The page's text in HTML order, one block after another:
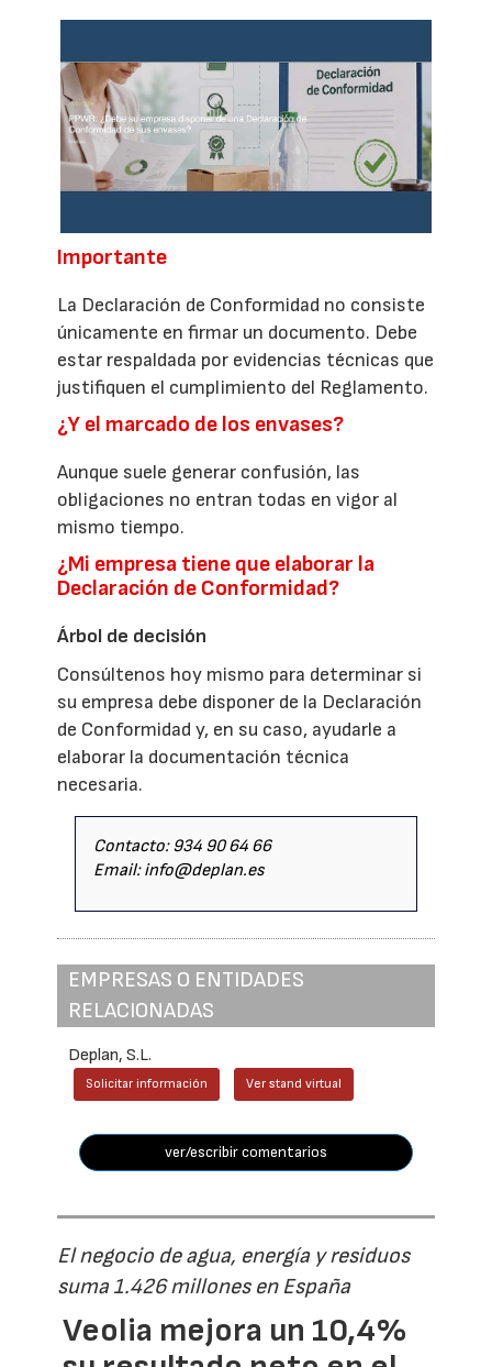
Importante
La Declaración de Conformidad no consiste
únicamente en firmar un documento. Debe
estar respaldada por evidencias técnicas que
justifiquen el cumplimiento del Reglamento.
¿Y el marcado de los envases?
Aunque suele generar confusión, las
obligaciones no entran todas en vigor al
mismo tiempo.
¿Mi empresa tiene que elaborar la
Declaración de Conformidad?
Árbol de decisión
Consúltenos hoy mismo para determinar si
su empresa debe disponer de la Declaración
de Conformidad y, en su caso, ayudarle a
elaborar la documentación técnica
necesaria.
Contacto: 934 90 64 66
Email: info@deplan.es
EMPRESAS O ENTIDADES
RELACIONADAS
Deplan, S.L.
Solicitar información Ver stand virtual
ver/escribir comentarios
El negocio de agua, energía y residuos
suma 1.426 millones en España
Veolia mejora un 10,4%